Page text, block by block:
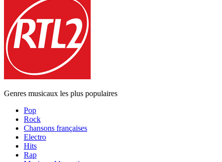
Genres musicaux les plus populaires
Pop
Rock
Chansons françaises
Electro
Hits
Rap